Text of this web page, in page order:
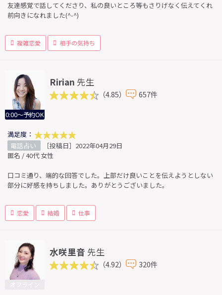
友達感覚で話してくださり、私の良いところ等もさりげなく伝えてくれ
前向きになれました(^-^)
複雑恋愛 相手の気持ち
0:00～予約OK
Ririan 先生
（4.85） 657件
満足度：
電話占い
［投稿日］2022年04月29日
匿名 / 40代 女性
口コミ通り、端的な回答でした。上部だけ良いことを伝えようとしない
部分に好感を持ちしました。ありがとうございました。
恋愛 結婚 仕事
水咲里音 先生
（4.92） 320件